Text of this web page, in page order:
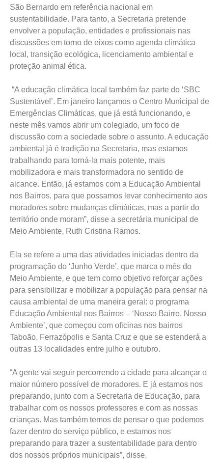
São Bernardo em referência nacional em
sustentabilidade. Para tanto, a Secretaria pretende
envolver a população, entidades e profissionais nas
discussões em torno de eixos como agenda climática
local, transição ecológica, licenciamento ambiental e
proteção animal ética.
“A educação climática local também faz parte do ‘SBC
Sustentável’. Em janeiro lançamos o Centro Municipal de
Emergências Climáticas, que já está funcionando, e
neste mês vamos abrir um colegiado, um foco de
discussão com a sociedade sobre o assunto. A educação
ambiental já é tradição na Secretaria, mas estamos
trabalhando para torná-la mais potente, mais
mobilizadora e mais transformadora no sentido de
alcance. Então, já estamos com a Educação Ambiental
nos Bairros, para que possamos levar conhecimento aos
moradores sobre mudanças climáticas, mas a partir do
território onde moram”, disse a secretária municipal de
Meio Ambiente, Ruth Cristina Ramos.
Ela se refere a uma das atividades iniciadas dentro da
programação do ‘Junho Verde’, que marca o mês do
Meio Ambiente, e que tem como objetivo reforçar ações
para sensibilizar e mobilizar a população para pensar na
causa ambiental de uma maneira geral: o programa
Educação Ambiental nos Bairros – ‘Nosso Bairro, Nosso
Ambiente’, que começou com oficinas nos bairros
Taboão, Ferrazópolis e Santa Cruz e que se estenderá a
outras 13 localidades entre julho e outubro.
“A gente vai seguir percorrendo a cidade para alcançar o
maior número possível de moradores. E já estamos nos
preparando, junto com a Secretaria de Educação, para
trabalhar com os nossos professores e com as nossas
crianças. Mas também temos de pensar o que podemos
fazer dentro do serviço público, e estamos nos
preparando para trazer a sustentabilidade para dentro
dos nossos próprios municipais”, disse.